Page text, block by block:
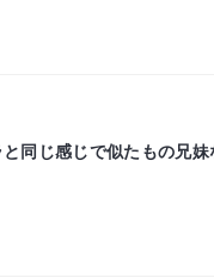
同じ感じで似たもの兄